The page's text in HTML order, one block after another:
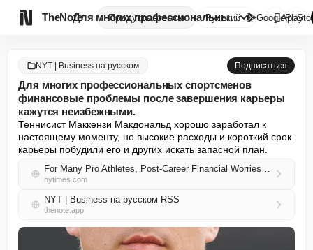
TheNote ПродуктыАгенты Для многих профессиональных сп...
Русский GooglePlay

NYT | Business на русском Подписаться
Для многих профессиональных спортсменов
финансовые проблемы после завершения карьеры
кажутся неизбежными.
Теннисист Маккензи Макдональд хорошо заработал к
настоящему моменту, но высокие расходы и короткий срок
карьеры побудили его и других искать запасной план.
For Many Pro Athletes, Post-Career Financial Worries Loom Large
nytimes.com
NYT | Business на русском RSS
thenote.app